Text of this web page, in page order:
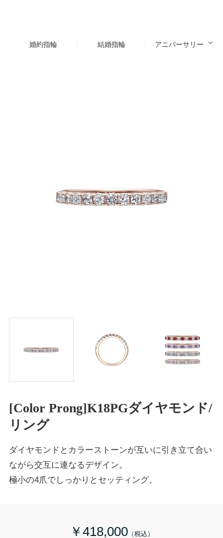
婚約指輪 結婚指輪 アニバーサリー
[Color Prong]K18PGダイヤモンド/
リング
ダイヤモンドとカラーストーンが互いに引き立て合い
ながら交互に連なるデザイン。
極小の4爪でしっかりとセッティング。
￥418,000